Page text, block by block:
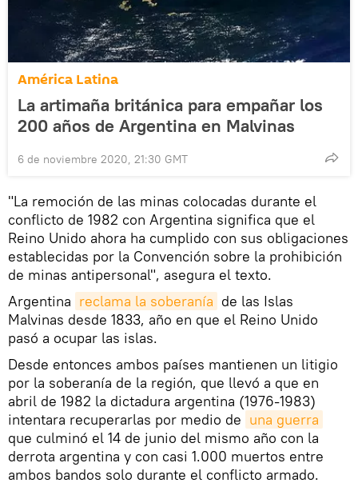
América Latina
La artimaña británica para empañar los
200 años de Argentina en Malvinas
6 de noviembre 2020, 21:30 GMT
"La remoción de las minas colocadas durante el
conflicto de 1982 con Argentina significa que el
Reino Unido ahora ha cumplido con sus obligaciones
establecidas por la Convención sobre la prohibición
de minas antipersonal", asegura el texto.
Argentina reclama la soberanía de las Islas
Malvinas desde 1833, año en que el Reino Unido
pasó a ocupar las islas.
Desde entonces ambos países mantienen un litigio
por la soberanía de la región, que llevó a que en
abril de 1982 la dictadura argentina (1976-1983)
intentara recuperarlas por medio de una guerra
que culminó el 14 de junio del mismo año con la
derrota argentina y con casi 1.000 muertos entre
ambos bandos solo durante el conflicto armado.